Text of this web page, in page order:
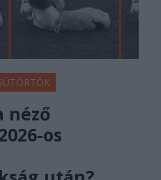
néző
os